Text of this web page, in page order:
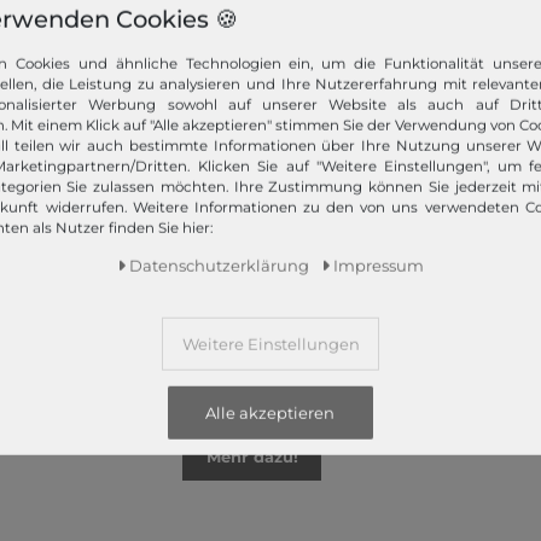
bietet Ihnen die angesagtesten Modetrends. Und das 365
nur das Beste! Ausgewählte Marken, wie TOMMY HILFIGER,
Campomaggi oder LIEBESKIND BERLIN.
Schneller Versand!
Wir versenden Ihre Bestellung schnell per
Premiumversand.
Mehr dazu!
Cookies 🍪
Cookies und ähnliche Technologien ein, um die Funktionalität
die Leistung zu analysieren und Ihre Nutzererfahrung mit
Werbung sowohl auf unserer Website als auch auf
Mit einem Klick auf "Alle akzeptieren" stimmen Sie der Verwendung von
teilen wir auch bestimmte Informationen über Ihre Nutzung unserer
Dritten. Klicken Sie auf "Weitere Einstellungen", um
Sie zulassen möchten. Ihre Zustimmung können Sie jederzeit
widerrufen. Weitere Informationen zu den von uns verwendeten
als Nutzer finden Sie hier:
Daten­schutz­erklärung Impressum
Weitere Einstellungen
Alle akzeptieren